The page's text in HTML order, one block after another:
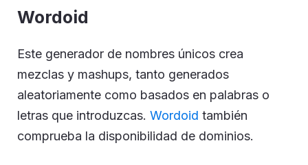
Wordoid
Este generador de nombres únicos crea
mezclas y mashups, tanto generados
aleatoriamente como basados en palabras o
letras que introduzcas. Wordoid también
comprueba la disponibilidad de dominios.